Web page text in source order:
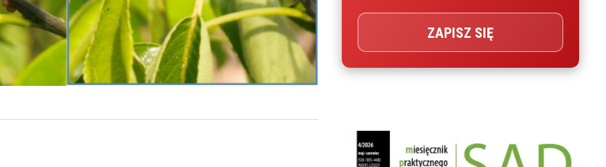
ZAPISZ SIĘ